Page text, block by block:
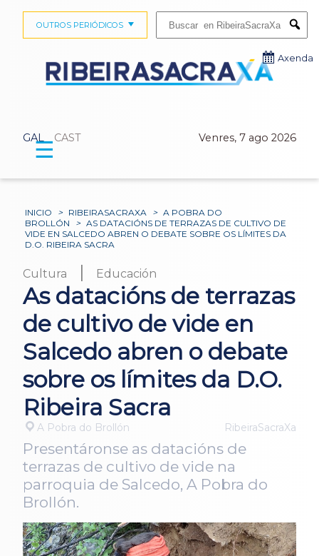
GAL CAST Venres, 7 ago 2026
OUTROS PERIÓDICOS
Axenda
☰
INICIO > RIBEIRASACRAXA > A POBRA DO
BROLLÓN
> AS DATACIÓNS DE TERRAZAS DE CULTIVO DE
VIDE EN SALCEDO ABREN O DEBATE SOBRE OS LÍMITES DA
D.O. RIBEIRA SACRA
Cultura | Educación
As datacións de terrazas
de cultivo de vide en
Salcedo abren o debate
sobre os límites da D.O.
Ribeira Sacra
A Pobra do Brollón RibeiraSacraXa
Presentáronse as datacións de
terrazas de cultivo de vide na
parroquia de Salcedo, A Pobra do
Brollón.